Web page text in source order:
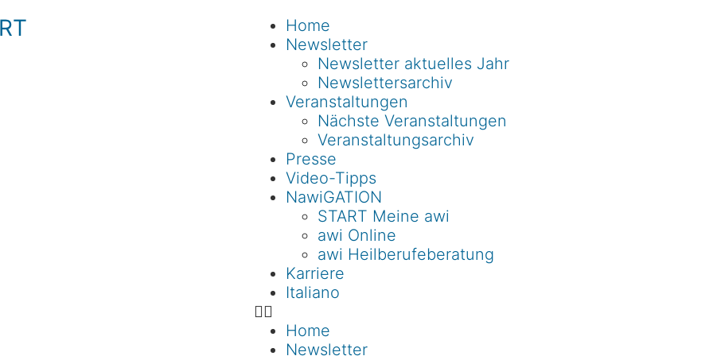
Home
Newsletter
Newsletter aktuelles Jahr
Newslettersarchiv
Veranstaltungen
Nächste Veranstaltungen
Veranstaltungsarchiv
Presse
Video-Tipps
NawiGATION
START Meine awi
awi Online
awi Heilberufeberatung
Karriere
Italiano
Home
Newsletter